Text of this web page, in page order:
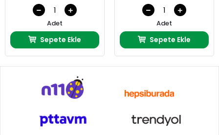
Adet
Sepete Ekle
Adet
Sepete Ekle